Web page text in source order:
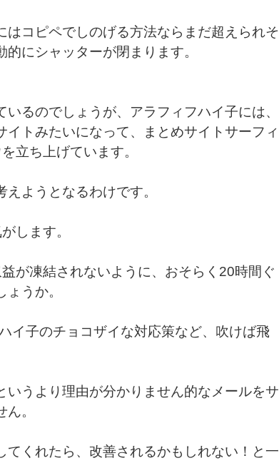
コピペでしのげる方法ならまだ超えられそ
にシャッターが閉まります。
るのでしょうが、アラフィフハイ子には、
トみたいになって、まとめサイトサーフィ
立ち上げています。
ようとなるわけです。
します。
が凍結されないように、おそらく20時間ぐ
うか。
イ子のチョコザイな対応策など、吹けば飛
うより理由が分かりません的なメールをサ
。
くれたら、改善されるかもしれない！と一